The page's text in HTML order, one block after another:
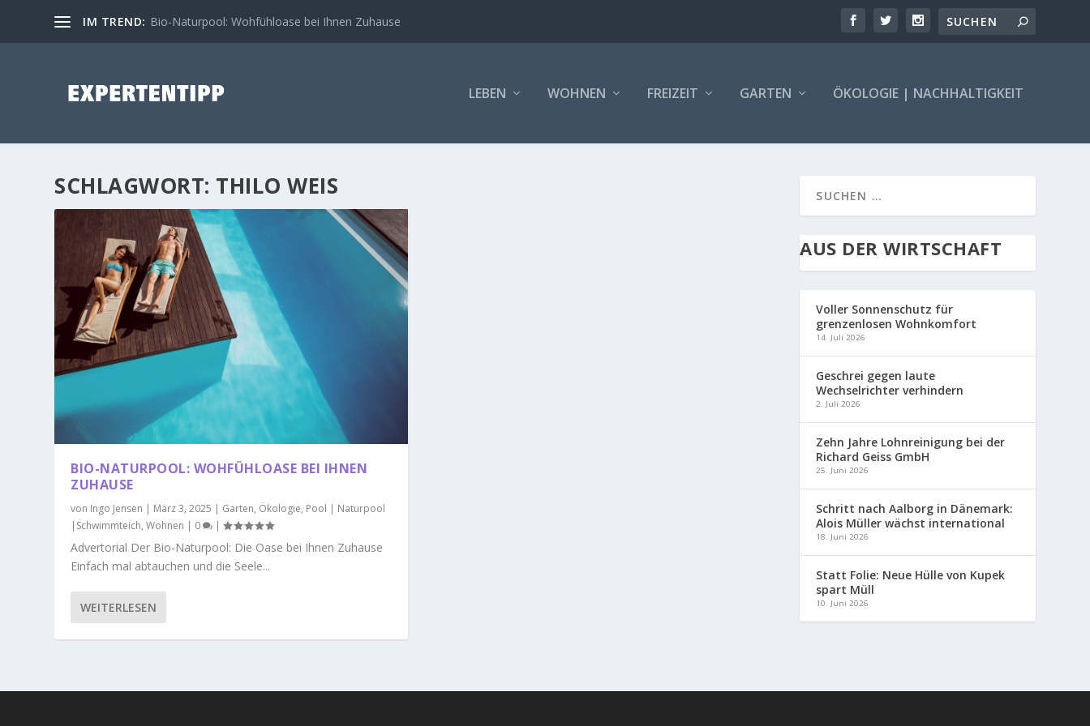
IM TREND: Bio-Naturpool: Wohfühloase bei Ihnen Zuhause
LEBEN WOHNEN FREIZEIT GARTEN ÖKOLOGIE | NACHHALTIGKEIT
SCHLAGWORT: THILO WEIS
BIO-NATURPOOL: WOHFÜHLOASE BEI IHNEN
ZUHAUSE
von Ingo Jensen | März 3, 2025 | Garten, Ökologie, Pool | Naturpool
|Schwimmteich,Wohnen | 0 |
Advertorial Der Bio-Naturpool: Die Oase bei Ihnen Zuhause
Einfach mal abtauchen und die Seele...
WEITERLESEN
AUS DER WIRTSCHAFT
Voller Sonnenschutz für
grenzenlosen Wohnkomfort
14. Juli 2026
Geschrei gegen laute
Wechselrichter verhindern
2. Juli 2026
Zehn Jahre Lohnreinigung bei der
Richard Geiss GmbH
25. Juni 2026
Schritt nach Aalborg in Dänemark:
Alois Müller wächst international
18. Juni 2026
Statt Folie: Neue Hülle von Kupek
spart Müll
10. Juni 2026